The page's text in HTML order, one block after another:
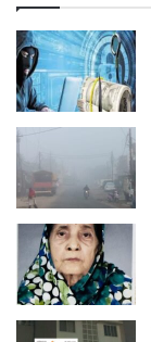
प्रयास
का
केस
दर्ज!